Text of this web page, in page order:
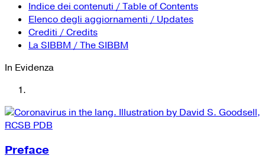
Tutti i siti Zanichelli per la scuola
Collezioni Università
Facebook
Twitter
Instagram
Instagram scuola
Mail
Indice dei contenuti / Table of Contents
Elenco degli aggiornamenti / Updates
Crediti / Credits
La SIBBM / The SIBBM
In Evidenza
Preface